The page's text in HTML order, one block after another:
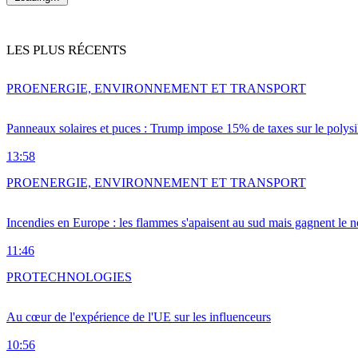
LES PLUS RÉCENTS
Panneaux solaires et puces : Trump impose 15% de taxes sur le
13:58
PROENERGIE, ENVIRONNEMENT ET TRANSPORT
Incendies en Europe : les flammes s'apaisent au sud mais gagnent le
11:46
PROENERGIE, ENVIRONNEMENT ET TRANSPORT
Au cœur de l'expérience de l'UE sur les influenceurs
10:56
PROTECHNOLOGIES